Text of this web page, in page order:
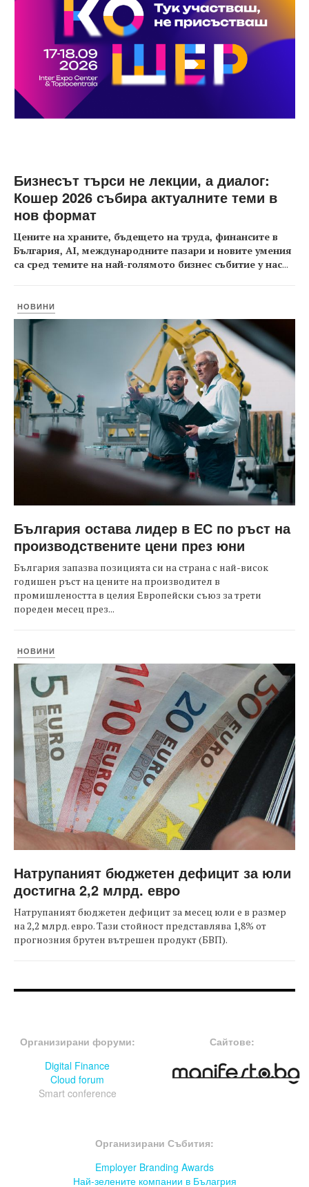
Бизнесът търси не лекции, а диалог:
Кошер 2026 събира актуалните теми в
нов формат
Цените на храните, бъдещето на труда, финансите в
България, AI, международните пазари и новите умения
са сред темите на най-голямото бизнес събитие у нас...
НОВИНИ
България остава лидер в ЕС по ръст на
производствените цени през юни
България запазва позицията си на страна с най-висок
годишен ръст на цените на производител в
промишлеността в целия Европейски съюз за трети
пореден месец през...
НОВИНИ
Натрупаният бюджетен дефицит за юли
достигна 2,2 млрд. евро
Натрупаният бюджетен дефицит за месец юли е в размер
на 2,2 млрд. евро. Тази стойност представлява 1,8% от
прогнозния брутен вътрешен продукт (БВП).
Организирани форуми:
Digital Finance
Cloud forum
Smart conference
Сайтове:
Организирани Събития:
Employer Branding Awards
Най-зелените компании в Бълагрия